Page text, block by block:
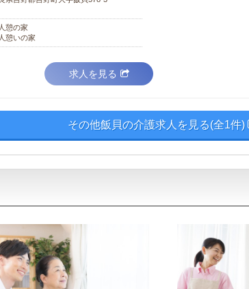
憩の家
憩いの家
求人を見る
その他飯貝の介護求人を見る(全1件)